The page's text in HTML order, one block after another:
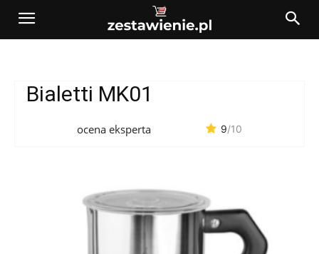
Bialetti MK01
ocena eksperta 9/10